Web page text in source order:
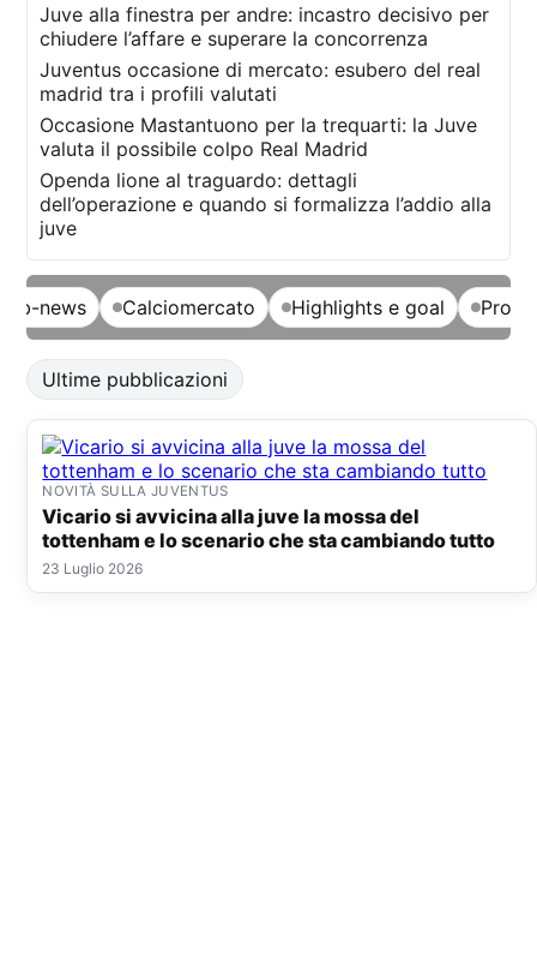
Juve alla finestra per andre: incastro decisivo per
chiudere l’affare e superare la concorrenza
Juventus occasione di mercato: esubero del real
madrid tra i profili valutati
Occasione Mastantuono per la trequarti: la Juve
valuta il possibile colpo Real Madrid
Openda lione al traguardo: dettagli
dell’operazione e quando si formalizza l’addio alla
juve
news Calciomercato Highlights e goal
Ultime pubblicazioni
NOVITÀ SULLA JUVENTUS
Vicario si avvicina alla juve la mossa del
tottenham e lo scenario che sta cambiando tutto
23 Luglio 2026